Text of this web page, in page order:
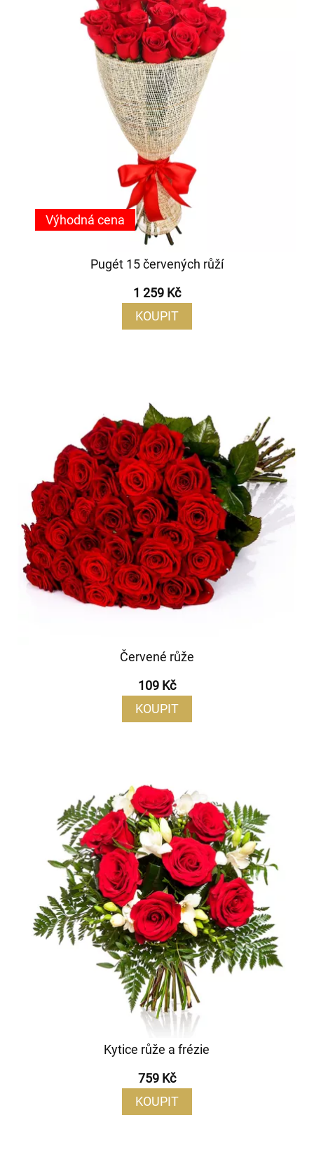
Pugét 15 červených růží
1 259 Kč
KOUPIT
Výhodná cena
Červené růže
109 Kč
KOUPIT
Kytice růže a frézie
759 Kč
KOUPIT